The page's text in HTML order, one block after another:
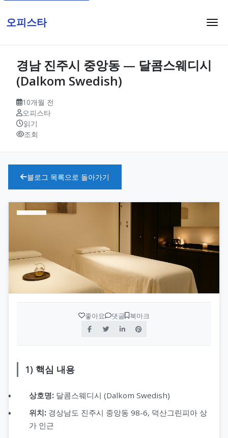
오피스타
경남 진주시 중앙동 — 달콤스웨디시
(Dalkom Swedish)
10개월 전
오피스타
읽기
조회
블로그 목록으로 돌아가기
좋아요 댓글 북마크
1) 핵심 내용
상호명: 달콤스웨디시 (Dalkom Swedish)
위치: 경상남도 진주시 중앙동 98-6, 덕산그린피아 상
가 인근